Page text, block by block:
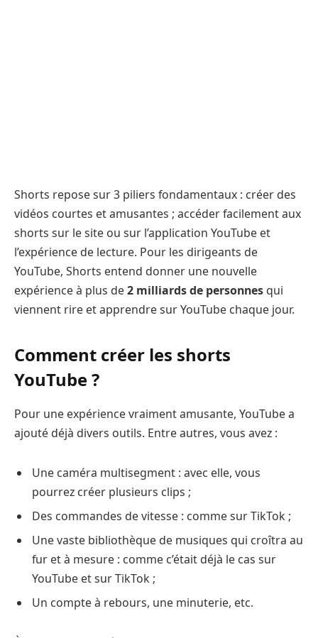
Shorts repose sur 3 piliers fondamentaux : créer des
vidéos courtes et amusantes ; accéder facilement aux
shorts sur le site ou sur l’application YouTube et
l’expérience de lecture. Pour les dirigeants de
YouTube, Shorts entend donner une nouvelle
expérience à plus de2 milliards de personnes qui
viennent rire et apprendre sur YouTube chaque jour.
Comment créer les shorts
YouTube ?
Pour une expérience vraiment amusante, YouTube a
ajouté déjà divers outils. Entre autres, vous avez :
Une caméra multisegment : avec elle, vous
pourrez créer plusieurs clips ;
Des commandes de vitesse : comme sur TikTok ;
Une vaste bibliothèque de musiques qui croîtra au
fur et à mesure : comme c’était déjà le cas sur
YouTube et sur TikTok ;
Un compte à rebours, une minuterie, etc.